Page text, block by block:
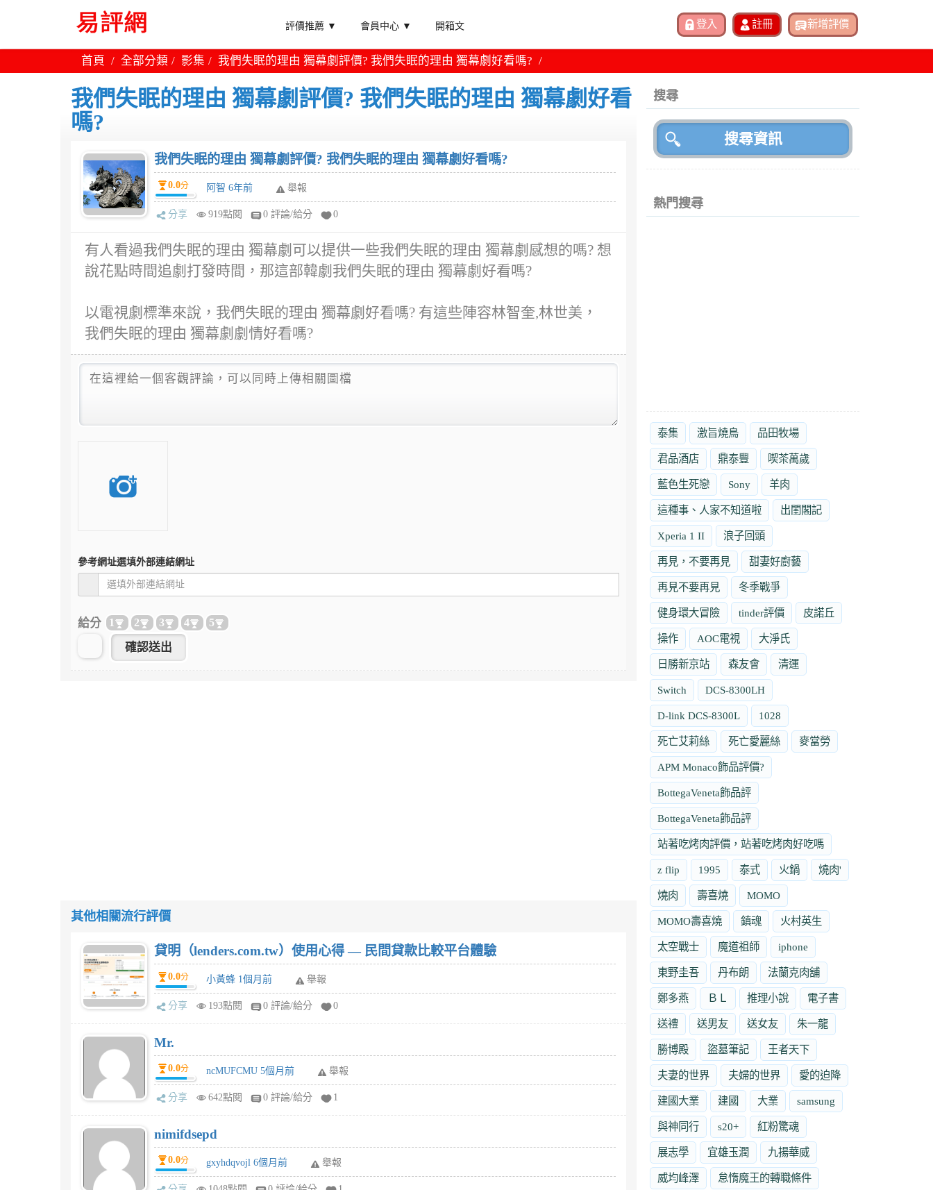
評價推薦 ▼ 會員中心 ▼ 開箱文
首頁 全部分類 影集 我們失眠的理由 獨幕劇評價? 我們失眠的理由 獨幕劇好看嗎?
我們失眠的理由 獨幕劇評價? 我們失眠的理由 獨幕劇好看
嗎?
我們失眠的理由 獨幕劇評價? 我們失眠的理由 獨幕劇好看嗎?
0.0分 阿智 6年前 舉報
分享 919點閱 0 評論/給分 0
有人看過我們失眠的理由 獨幕劇可以提供一些我們失眠的理由 獨幕劇感想的嗎? 想
說花點時間追劇打發時間，那這部韓劇我們失眠的理由 獨幕劇好看嗎?
以電視劇標準來說，我們失眠的理由 獨幕劇好看嗎? 有這些陣容林智奎,林世美，
我們失眠的理由 獨幕劇劇情好看嗎?
參考網址選填外部連結網址
給分 1 2 3 4 5
其他相關流行評價
貸明（lenders.com.tw）使用心得 — 民間貸款比較平台體驗
0.0分 小黃蜂 1個月前 舉報
分享 193點閱 0 評論/給分 0
Mr.
0.0分 ncMUFCMU 5個月前 舉報
分享 642點閱 0 評論/給分 1
nimifdsepd
0.0分 gxyhdqvojl 6個月前 舉報
搜尋
熱門搜尋
泰集 激旨燒鳥 品田牧場
君品酒店 鼎泰豐 喫茶萬歲
藍色生死戀 Sony 羊肉
這種事、人家不知道啦 出閨閣記
Xperia 1 II 浪子回頭
再見，不要再見 甜妻好廚藝
再見不要再見 冬季戰爭
健身環大冒險 tinder評價 皮諾丘
操作 AOC電視 大淨氏
日勝新京站 森友會 清運
Switch DCS-8300LH
D-link DCS-8300L 1028
死亡艾莉絲 死亡愛麗絲 麥當勞
APM Monaco飾品評價?
BottegaVeneta飾品評
BottegaVeneta飾品評
站著吃烤肉評價，站著吃烤肉好吃嗎
z flip 1995 泰式 火鍋 燒肉'
燒肉 壽喜燒 MOMO
MOMO壽喜燒 鎮魂 火村英生
太空戰士 魔道祖師 iphone
東野圭吾 丹布朗 法蘭克肉舖
鄭多燕 ＢＬ 推理小說 電子書
送禮 送男友 送女友 朱一龍
勝博殿 盜墓筆記 王者天下
夫妻的世界 夫婦的世界 愛的迫降
建國大業 建國 大業 samsung
與神同行 s20+ 紅粉驚魂
展志學 宜雄玉潤 九揚華威
威均峰澤 怠惰魔王的轉職條件